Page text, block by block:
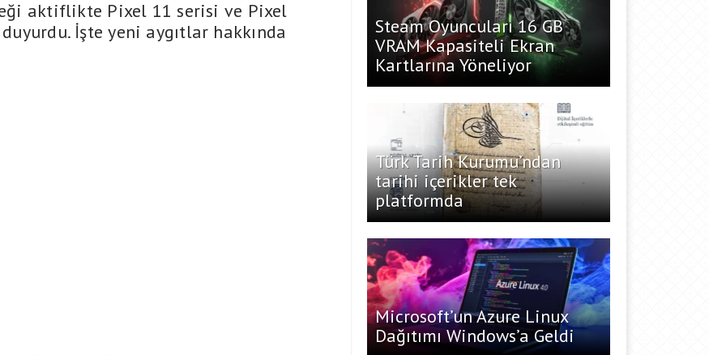
aktiflikte Pixel 11 serisi ve Pixel
İşte yeni aygıtlar hakkında
Steam Oyuncuları 16 GB
VRAM Kapasiteli Ekran
Kartlarına Yöneliyor
Türk Tarih Kurumu’ndan
tarihi içerikler tek
platformda
Microsoft’un Azure Linux
Dağıtımı Windows’a Geldi